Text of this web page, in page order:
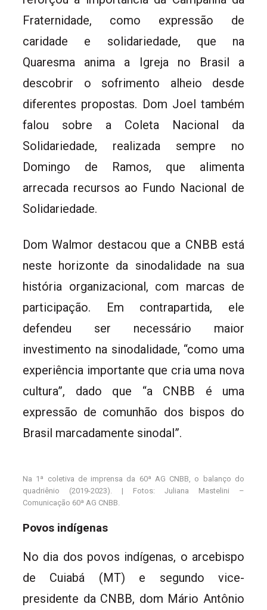
Fraternidade, como expressão de
caridade e solidariedade, que na
Quaresma anima a Igreja no Brasil a
descobrir o sofrimento alheio desde
diferentes propostas. Dom Joel também
falou sobre a Coleta Nacional da
Solidariedade, realizada sempre no
Domingo de Ramos, que alimenta
arrecada recursos ao Fundo Nacional de
Solidariedade.
Dom Walmor destacou que a CNBB está
neste horizonte da sinodalidade na sua
história organizacional, com marcas de
participação. Em contrapartida, ele
defendeu ser necessário maior
investimento na sinodalidade, “como uma
experiência importante que cria uma nova
cultura”, dado que “a CNBB é uma
expressão de comunhão dos bispos do
Brasil marcadamente sinodal”.
Na 1ª coletiva de imprensa da 60ª AG CNBB, o balanço do
quadriênio (2019-2023). | Fotos: Juliana Mastelini –
Comunicação 60ª AG CNBB.
Povos indígenas
No dia dos povos indígenas, o arcebispo
de Cuiabá (MT) e segundo vice-
presidente da CNBB, dom Mário Antônio